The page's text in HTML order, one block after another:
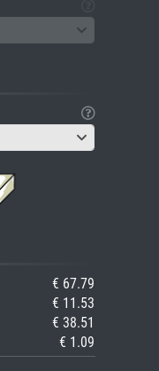
€ 67.79
€ 11.53
€ 38.51
€ 1.09